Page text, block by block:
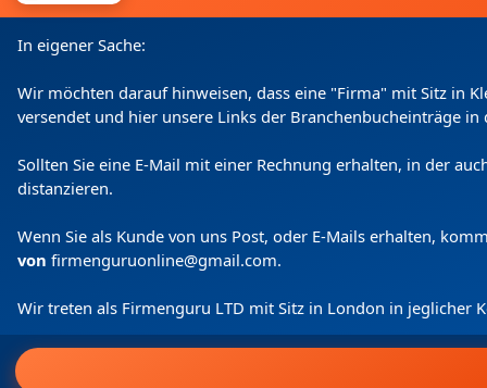
In eigener Sache:
Wir möchten darauf hinweisen, dass eine "Firma" mit Sitz in
versendet und hier unsere Links der Branchenbucheinträge in
Sollten Sie eine E-Mail mit einer Rechnung erhalten, in der
distanzieren.
Wenn Sie als Kunde von uns Post, oder E-Mails erhalten,
von firmenguruonline@gmail.com.
Wir treten als Firmenguru LTD mit Sitz in London in jeglicher